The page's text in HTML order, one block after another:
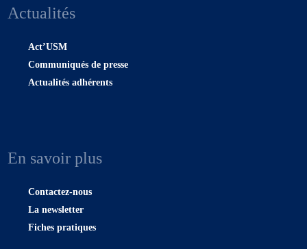
Actualités
Act’USM
Communiqués de presse
Actualités adhérents
En savoir plus
Contactez-nous
La newsletter
Fiches pratiques